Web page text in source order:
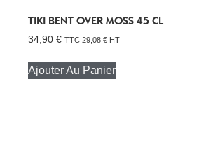
TIKI BENT OVER MOSS 45 CL
34,90 € TTC 29,08 € HT
Ajouter Au Panier